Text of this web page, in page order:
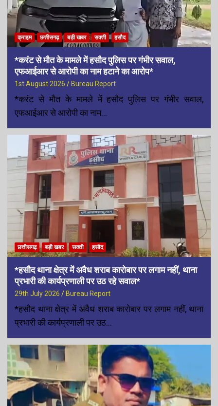
क्राइम छत्तीसगढ़ बड़ी खबर सक्ती हसौद
*करंट से मौत के मामले में हसौद पुलिस पर गंभीर सवाल,
एफआईआर से आरोपी का नाम हटाने का आरोप*
1st August 2026 Bureau Report
*करंट से मौत के मामले में हसौद पुलिस पर गंभीर सवाल,
एफआईआर से आरोपी का नाम…
छत्तीसगढ़ बड़ी खबर सक्ती हसौद
*हसौद थाना क्षेत्र में अवैध शराब कारोबार पर लगाम नहीं, थाना
प्रभारी की कार्यप्रणाली पर उठ रहे सवाल*
29th July 2026 Bureau Report
*हसौद थाना क्षेत्र में अवैध शराब कारोबार पर लगाम नहीं, थाना
प्रभारी की कार्यप्रणाली पर उठ…